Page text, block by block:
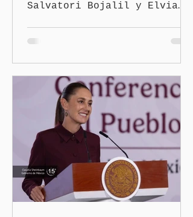
Salvatori Bojalil y Elvia
partido. La Comisión
Nacional de Honestidad y
Justicia (CNHJ) de Morena
inició formalmente un
procedimiento sancionador
de oficio contra ambas
legisladoras por las
expresiones realizadas en
el podcast DesCasadas,
luego de que sus